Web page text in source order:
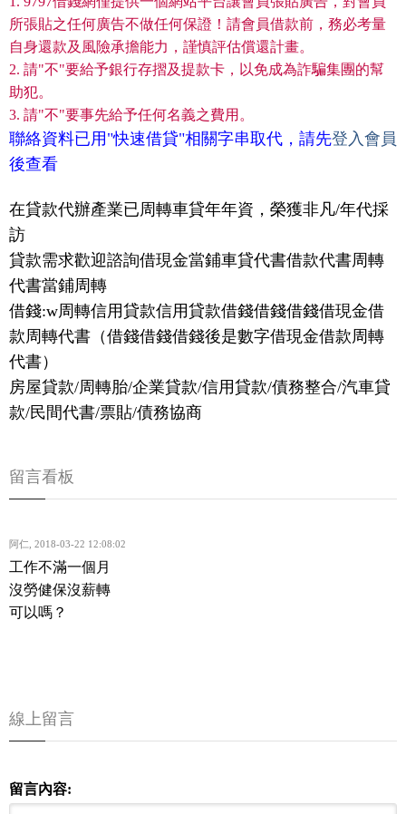
所張貼之任何廣告不做任何保證！請會員借款前，務必考量
自身還款及風險承擔能力，謹慎評估償還計畫。
2. 請"不"要給予銀行存摺及提款卡，以免成為詐騙集團的幫
助犯。
3. 請"不"要事先給予任何名義之費用。
聯絡資料已用"快速借貸"相關字串取代，請先登入會員
後查看
在貸款代辦產業已周轉車貸年年資，榮獲非凡/年代採
訪
貸款需求歡迎諮詢借現金當鋪車貸代書借款代書周轉
代書當鋪周轉
借錢:w周轉信用貸款信用貸款借錢借錢借錢借現金借
款周轉代書（借錢借錢借錢後是數字借現金借款周轉
代書）
房屋貸款/周轉胎/企業貸款/信用貸款/債務整合/汽車貸
款/民間代書/票貼/債務協商
留言看板
阿仁 2018-03-22 12:08:02
工作不滿一個月
沒勞健保沒薪轉
可以嗎？
線上留言
留言內容: